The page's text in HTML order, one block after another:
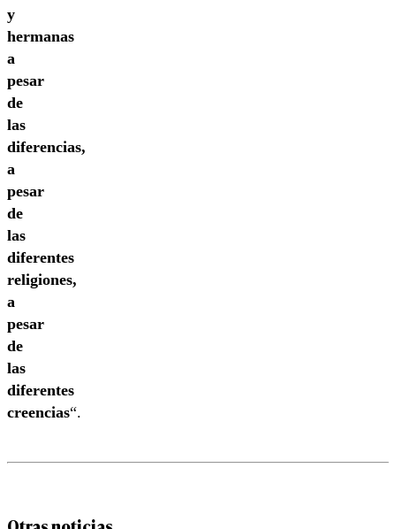
y
hermanas
a
pesar
de
las
diferencias,
a
pesar
de
las
diferentes
religiones,
a
pesar
de
las
diferentes
creencias“.